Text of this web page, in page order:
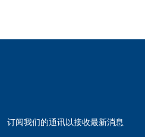
订阅我们的通讯以接收最新消息